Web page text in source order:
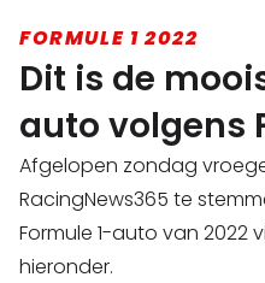
FORMULE 1 2022
Dit is de
auto volgens
Afgelopen zondag
RacingNews365 te
Formule 1-auto van 2022
hieronder.